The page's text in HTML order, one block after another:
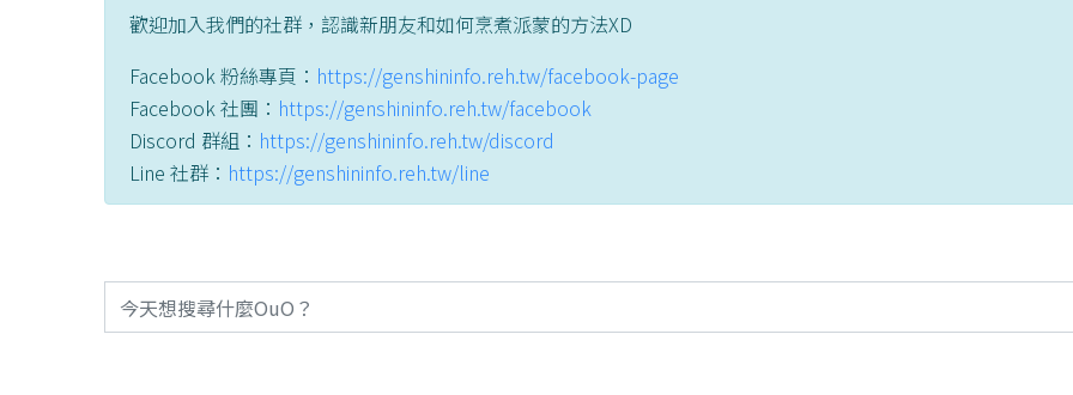
歡迎加入我們的社群，認識新朋友和如何烹煮派蒙的方法XD
Facebook 粉絲專頁： https://genshininfo.reh.tw/facebook-page
Facebook 社團： https://genshininfo.reh.tw/facebook
Discord 群組： https://genshininfo.reh.tw/discord
Line 社群： https://genshininfo.reh.tw/line